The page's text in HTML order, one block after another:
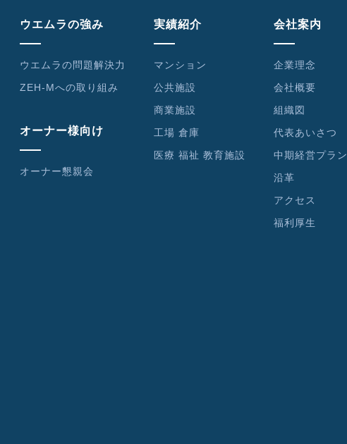
ウエムラの強み
ウエムラの問題解決力
ZEH-Mへの取り組み
オーナー様向け
オーナー懇親会
実績紹介
マンション
公共施設
商業施設
工場 倉庫
医療 福祉 教育施設
会社案内
企業理念
会社概要
組織図
代表あいさつ
中期経営プラン
沿革
アクセス
福利厚生